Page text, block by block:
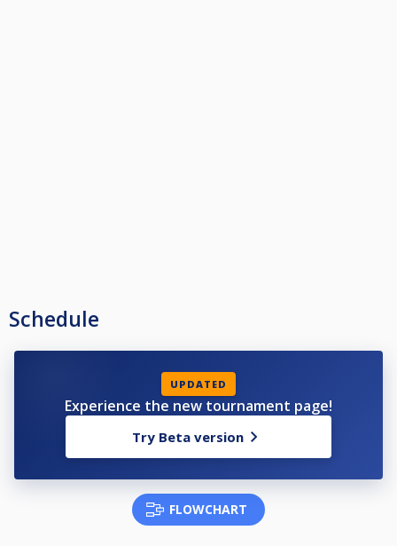
Schedule
UPDATED
Experience the new tournament page!
Try Beta version
FLOWCHART